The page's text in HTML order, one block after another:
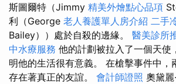
斯圖爾特（Jimmy 精美外燴點心品項
利（George 老人養護單人房介紹 二手
Bailey））處於自殺的邊緣。 醫美診所
中水療服務 他的計劃被拉入了一個天使
明他的生活很有意義。 在槍擊事件中，
存在著真正的友誼。 會計師證照 奧黛